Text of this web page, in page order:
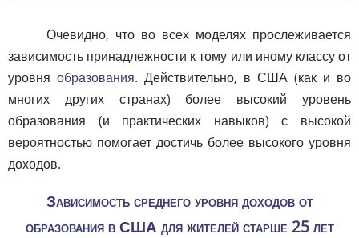
Очевидно, что во всех моделях прослеживается
зависимость принадлежности к тому или иному классу от
уровня образования. Действительно, в США (как и во
многих других странах) более высокий уровень
образования (и практических навыков) с высокой
вероятностью помогает достичь более высокого уровня
доходов.
Зависимость среднего уровня доходов от
образования в США для жителей старше 25 лет